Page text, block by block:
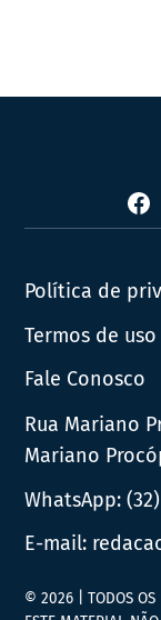
Política de
Termos de uso
Fale Conosco
Rua Mariano
Mariano
WhatsApp:
E-mail:
© 2026 | TODOS OS